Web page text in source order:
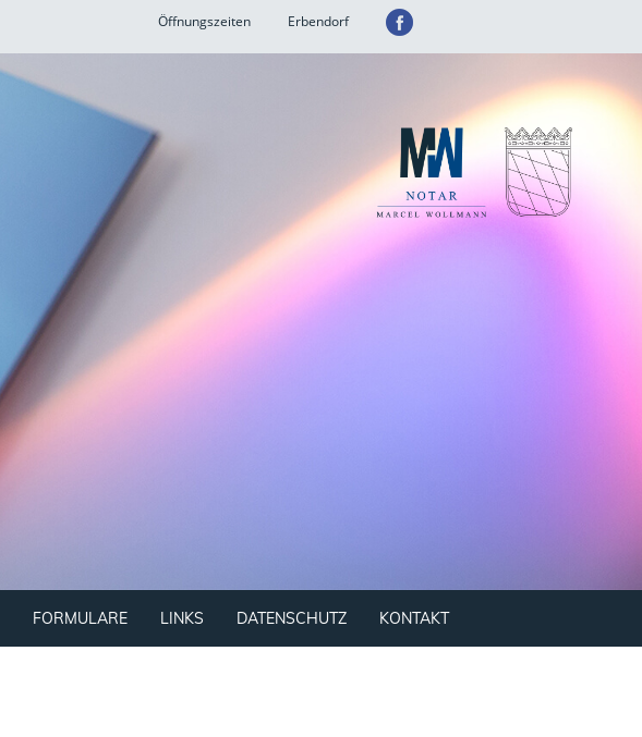
Öffnungszeiten Erbendorf
FORMULARE LINKS DATENSCHUTZ KONTAKT